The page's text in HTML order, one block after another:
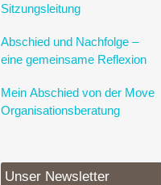
Sitzungsleitung
Abschied und Nachfolge –
eine gemeinsame Reflexion
Mein Abschied von der Move
Organisationsberatung
Unser Newsletter